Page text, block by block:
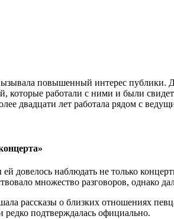
повышенный интерес публики.
которые работали с ними и были
двадцати лет работала рядом с
наблюдать не только
множество разговоров, однако
рассказы о близких отношениях
редко подтверждалась официально.